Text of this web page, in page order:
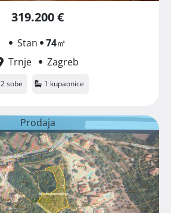
319.200 €
Stan 74㎡
Trnje
Zagreb
2 sobe 1 kupaonice
Prodaja